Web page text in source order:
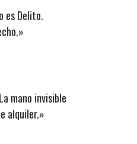
es Delito.
mano invisible
alquiler.»